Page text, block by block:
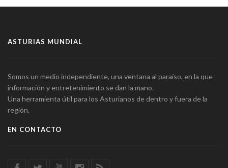
ASTURIAS MUNDIAL
Somos un medio independiente, una ventana al paraíso, en la que
información y entretenimiento se dan la mano.
Una herramienta útil para los Asturianos de dentro y fuera de la
región.
EN CONTACTO